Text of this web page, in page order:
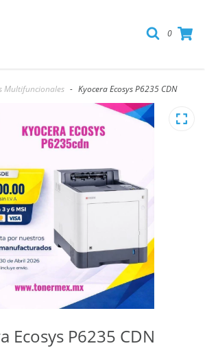
0
Multifuncionales - Kyocera Ecosys P6235 CDN
Ecosys P6235 CDN